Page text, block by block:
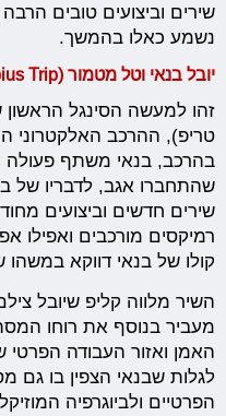
שירים וביצועים טובים
נשמע כאלו בהמשך.
יובל בנאי וטל מטמור (Trip
טריפ), ההרכב האלקטרוני
בהרכב, בנאי משתף פעולה
שהתחברו אגב, לדבריו של
שירים חדשים וביצועים
רמיקסים מורכבים ואפילו
קולו של בנאי דווקא במשהו
השיר מלווה קליפ שיובל
מעביר בנוסף את רוחו
האמן ואזור העבודה הפרטי
לגלות שבנאי הצפין בו גם
הפרטיים ולביוגרפיה